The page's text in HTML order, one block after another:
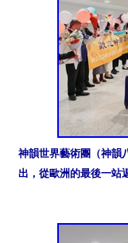
神韻世界藝術團（神韻
出，從歐洲的最後一站